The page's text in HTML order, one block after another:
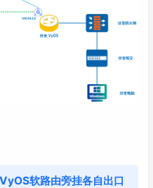
软路由旁挂各自出口